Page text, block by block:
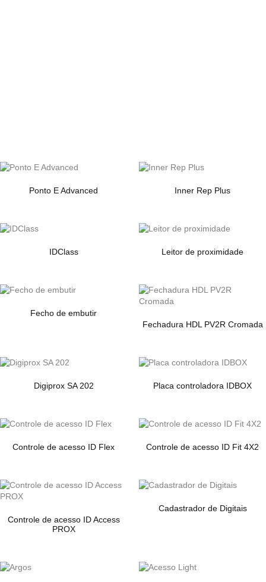
Ponto E Advanced Inner Rep Plus
IDClass Leitor de proximidade
Fecho de embutir
Fechadura HDL PV2R Cromada
Digiprox SA 202 Placa controladora IDBOX
Controle de acesso ID Flex Controle de acesso ID Fit 4X2
Controle de acesso ID Access
PROX
Cadastrador de Digitais